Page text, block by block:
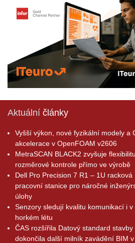
Aktuální články
Vyšší výkon, nové fyzikální modely a
akcelerace v OpenFOAM v2606
MetraSCAN BLACK2 zvyšuje
rozměrové kontrole přímo ve výrobě
Dell Pro Precision 7 R1 – 1U racková
pracovní stanice pro náročné
úlohy
Senzory sledují kvalitu komunikací i v
horkém létu
ČAS rozšířila Datový standard stavby
dokončila další milník zavádění BIM v